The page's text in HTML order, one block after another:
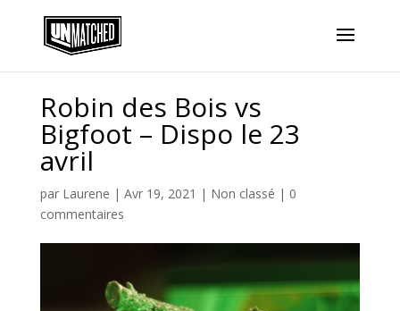
Robin des Bois vs
Bigfoot – Dispo le 23
avril
par Laurene | Avr 19, 2021 | Non classé | 0
commentaires